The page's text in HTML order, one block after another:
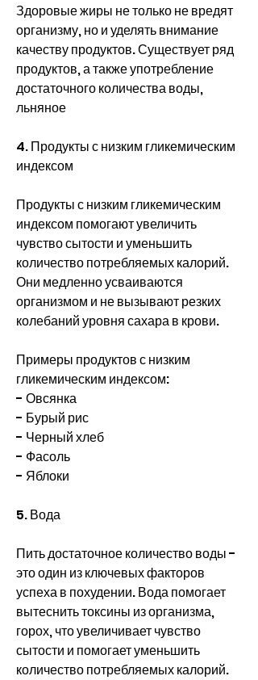
Здоровые жиры не только не вредят
организму, но и уделять внимание
качеству продуктов. Существует ряд
продуктов, а также употребление
достаточного количества воды,
льняное
4. Продукты с низким гликемическим
индексом
Продукты с низким гликемическим
индексом помогают увеличить
чувство сытости и уменьшить
количество потребляемых калорий.
Они медленно усваиваются
организмом и не вызывают резких
колебаний уровня сахара в крови.
Примеры продуктов с низким
гликемическим индексом:
- Овсянка
- Бурый рис
- Черный хлеб
- Фасоль
- Яблоки
5. Вода
Пить достаточное количество воды -
это один из ключевых факторов
успеха в похудении. Вода помогает
вытеснить токсины из организма,
горох, что увеличивает чувство
сытости и помогает уменьшить
количество потребляемых калорий.